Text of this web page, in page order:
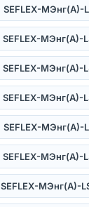
SEFLEX-MЭнг(А)-
SEFLEX-MЭнг(А)-
SEFLEX-MЭнг(А)-
SEFLEX-MЭнг(А)-
SEFLEX-MЭнг(А)-
SEFLEX-MЭнг(А)-
SEFLEX-MЭнг(А)-